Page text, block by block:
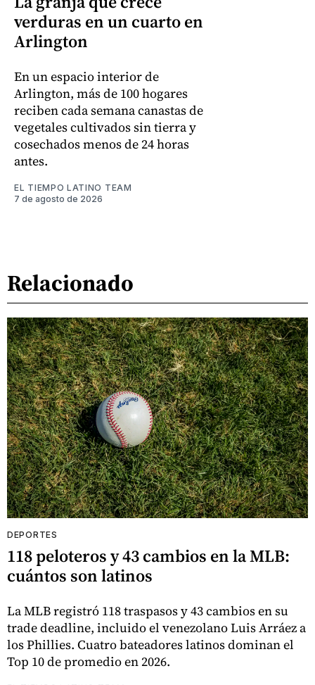
verduras en un cuarto en
Arlington
En un espacio interior de
Arlington, más de 100 hogares
reciben cada semana canastas de
vegetales cultivados sin tierra y
cosechados menos de 24 horas
antes.
EL TIEMPO LATINO TEAM
7 de agosto de 2026
Relacionado
DEPORTES
118 peloteros y 43 cambios en la MLB:
cuántos son latinos
La MLB registró 118 traspasos y 43 cambios en su
trade deadline, incluido el venezolano Luis Arráez a
los Phillies. Cuatro bateadores latinos dominan el
Top 10 de promedio en 2026.